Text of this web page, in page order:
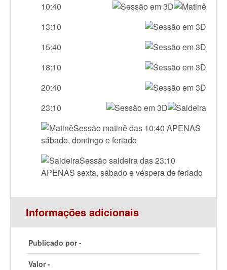
10:40
13:10
15:40
18:10
20:40
23:10
Sessão matinê das 10:40 APENAS
sábado, domingo e feriado
Sessão saideira das 23:10
APENAS sexta, sábado e véspera de feriado
Informações adicionais
Publicado por -
Valor -